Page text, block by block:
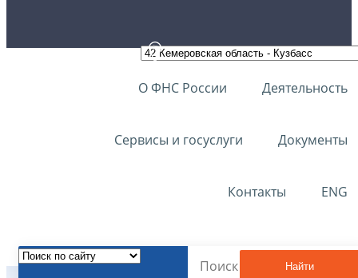
О ФНС России Деятельность
Сервисы и госуслуги Документы
Контакты ENG
Найти